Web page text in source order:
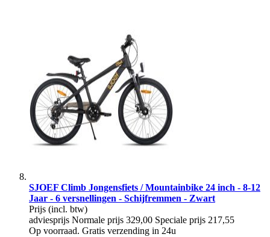
SJOEF Climb Jongensfiets / Mountainbike 24 inch - 8-12
Jaar - 6 versnellingen - Schijfremmen - Zwart
Prijs (incl. btw)
adviesprijs Normale prijs 329,00 Speciale prijs 217,55
Op voorraad. Gratis verzending in 24u